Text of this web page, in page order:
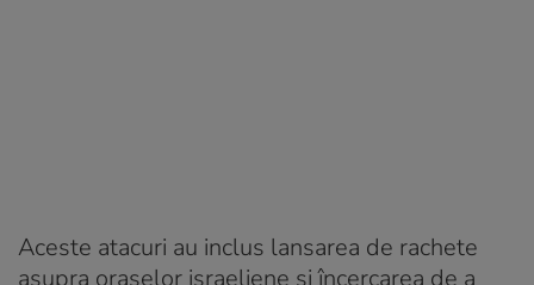
Aceste atacuri au inclus lansarea de rachete
asupra orașelor israeliene și încercarea de a